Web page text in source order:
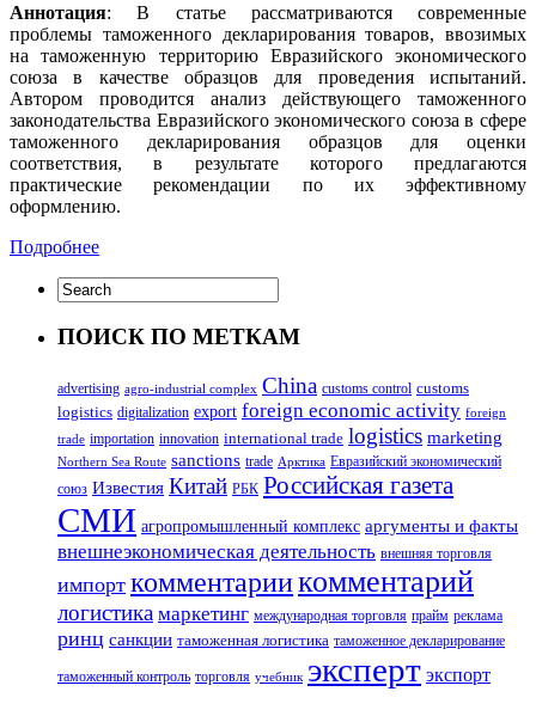
Аннотация: В статье рассматриваются современные
проблемы таможенного декларирования товаров, ввозимых
на таможенную территорию Евразийского экономического
союза в качестве образцов для проведения испытаний.
Автором проводится анализ действующего таможенного
законодательства Евразийского экономического союза в сфере
таможенного декларирования образцов для оценки
соответствия, в результате которого предлагаются
практические рекомендации по их эффективному
оформлению.
Подробнее
ПОИСК ПО МЕТКАМ
advertising agro-industrial complex China customs control customs
logistics digitalization export foreign economic activity foreign
trade importation innovation international trade logistics marketing
Northern Sea Route sanctions trade Арктика Евразийский экономический
союз Известия Китай РБК Российская газета
СМИ агропромышленный комплекс аргументы и факты
внешнеэкономическая деятельность внешняя торговля
импорт комментариикомментарий
логистика маркетинг международная торговля прайм реклама
ринц санкции таможенная логистика таможенное декларирование
таможенный контроль торговля учебник эксперт экспорт